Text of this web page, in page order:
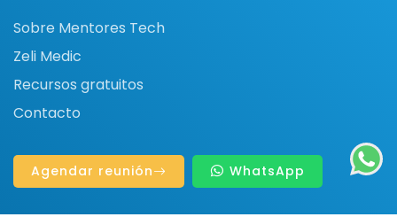
Sobre Mentores Tech
Zeli Medic
Recursos gratuitos
Contacto
Agendar reunión WhatsApp